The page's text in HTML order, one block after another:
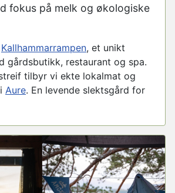
fokus på melk og økologiske
Kallhammarrampen, et unikt
gårdsbutikk, restaurant og spa.
tilbyr vi ekte lokalmat og
Aure. En levende slektsgård for